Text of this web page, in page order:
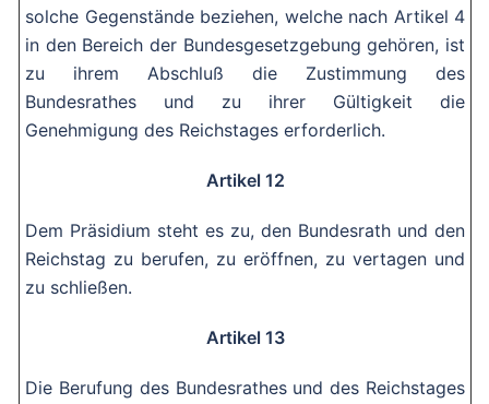
solche Gegenstände beziehen, welche nach Artikel 4
in den Bereich der Bundesgesetzgebung gehören, ist
zu ihrem Abschluß die Zustimmung des
Bundesrathes und zu ihrer Gültigkeit die
Genehmigung des Reichstages erforderlich.
Artikel 12
Dem Präsidium steht es zu, den Bundesrath und den
Reichstag zu berufen, zu eröffnen, zu vertagen und
zu schließen.
Artikel 13
Die Berufung des Bundesrathes und des Reichstages